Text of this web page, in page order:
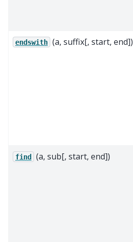
endswith (a, suffix[, start, end])
find (a, sub[, start, end])